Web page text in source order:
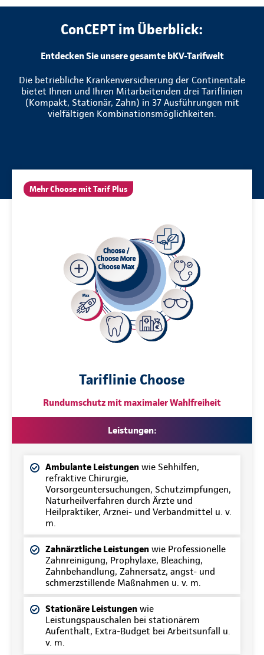
ConCEPT im Überblick:
Entdecken Sie unsere gesamte bKV-Tarifwelt
Die betriebliche Krankenversicherung der Continentale
bietet Ihnen und Ihren Mitarbeitenden drei Tariflinien
(Kompakt, Stationär, Zahn) in 37 Ausführungen mit
vielfältigen Kombinationsmöglichkeiten.
Mehr Choose mit Tarif Plus
Tariflinie Choose
Rundumschutz mit maximaler Wahlfreiheit
Leistungen:
Ambulante Leistungen wie Sehhilfen,
refraktive Chirurgie,
Vorsorgeuntersuchungen, Schutzimpfungen,
Naturheilverfahren durch Ärzte und
Heilpraktiker, Arznei- und Verbandmittel u. v.
m.
Zahnärztliche Leistungen wie Professionelle
Zahnreinigung, Prophylaxe, Bleaching,
Zahnbehandlung, Zahnersatz, angst- und
schmerzstillende Maßnahmen u. v. m.
Stationäre Leistungen wie
Leistungspauschalen bei stationärem
Aufenthalt, Extra-Budget bei Arbeitsunfall u.
v. m.